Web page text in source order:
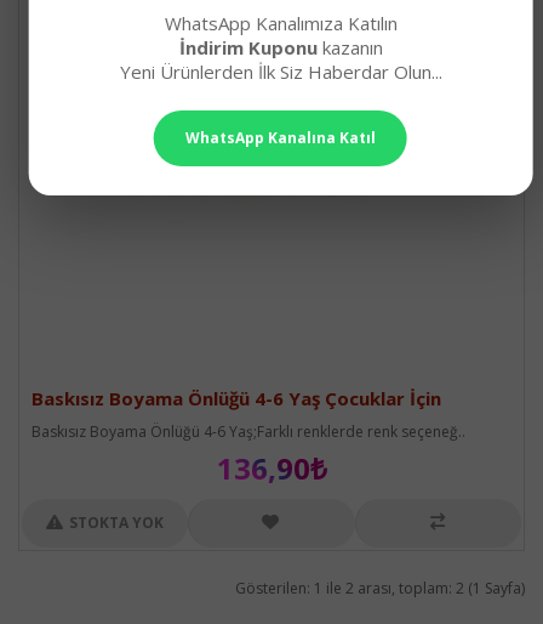
Baskısız Boyama Önlüğü 4-6 Yaş Çocuklar İçin
Baskısız Boyama Önlüğü 4-6 Yaş;Farklı renklerde renk seçeneğ..
136,90₺
STOKTA YOK
Gösterilen: 1 ile 2 arası, toplam: 2 (1 Sayfa)
WhatsApp Kanalımıza Katılın
İndirim Kuponukazanın
Yeni Ürünlerden İlk Siz Haberdar Olun...
WhatsApp Kanalına Katıl